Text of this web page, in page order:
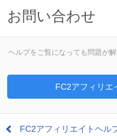
お問い合わせ
ヘルプをご覧になっても問題が
FC2アフィリエ
FC2アフィリエイトヘル